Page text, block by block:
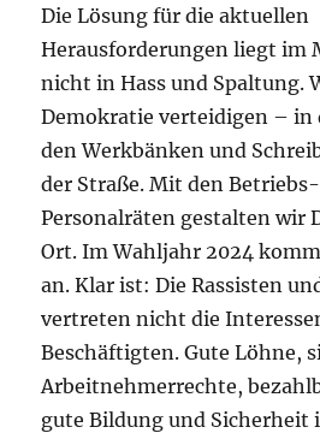
Die Lösung für die aktuellen
Herausforderungen liegt im
nicht in Hass und Spaltung.
Demokratie verteidigen – in
den Werkbänken und
der Straße. Mit den
Personalräten gestalten wir
Ort. Im Wahljahr 2024
an. Klar ist: Die Rassisten
vertreten nicht die
Beschäftigten. Gute Löhne,
Arbeitnehmerrechte,
gute Bildung und Sicherheit